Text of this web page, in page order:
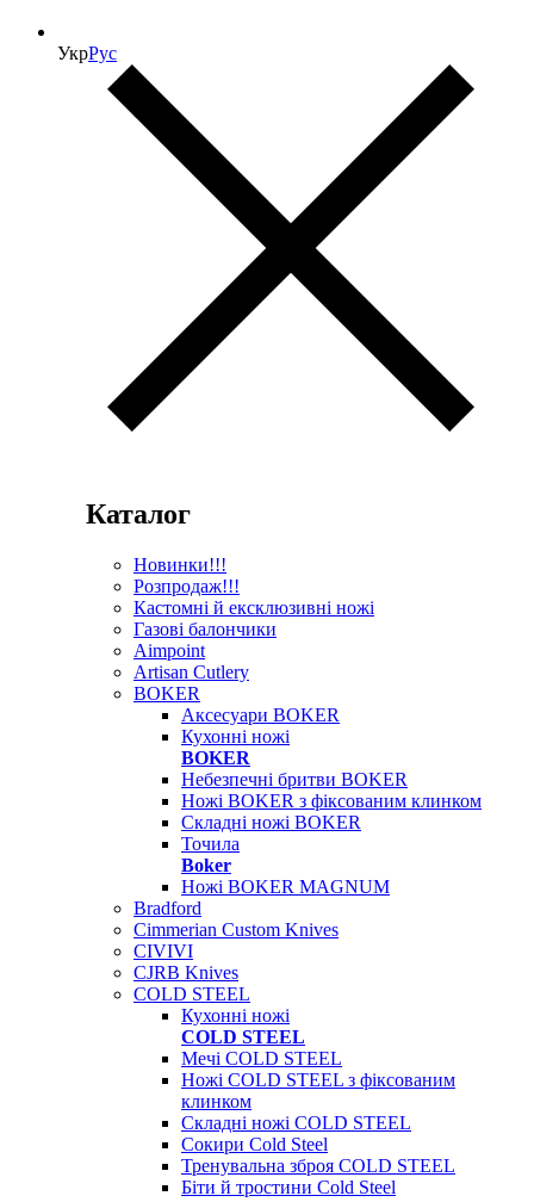
УкрРус
Каталог
Новинки!!!
Розпродаж!!!
Кастомні й ексклюзивні ножі
Газові балончики
Aimpoint
Artisan Cutlery
BOKER
Аксесуари BOKER
Кухонні ножі
BOKER
Небезпечні бритви BOKER
Ножі BOKER з фіксованим клинком
Складні ножі BOKER
Точила
Boker
Ножі BOKER MAGNUM
Bradford
Cimmerian Custom Knives
CIVIVI
CJRB Knives
COLD STEEL
Кухонні ножі
COLD STEEL
Мечі COLD STEEL
Ножі COLD STEEL з фіксованим
клинком
Складні ножі COLD STEEL
Сокири Cold Steel
Тренувальна зброя COLD STEEL
Біти й тростини Cold Steel